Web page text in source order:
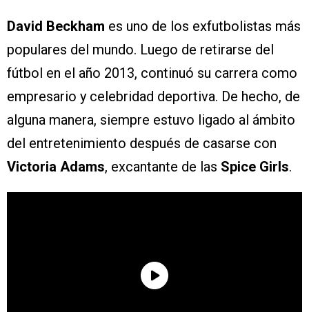
David Beckham es uno de los exfutbolistas más
populares del mundo. Luego de retirarse del
fútbol en el año 2013, continuó su carrera como
empresario y celebridad deportiva. De hecho, de
alguna manera, siempre estuvo ligado al ámbito
del entretenimiento después de casarse con
Victoria Adams, excantante de las Spice Girls.